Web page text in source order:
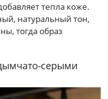
тепла коже.
натуральный тон,
тогда образ
серыми